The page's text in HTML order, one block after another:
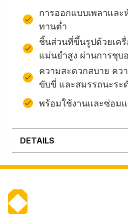
การออกแบบเพลาและ
ทานต่ำ
ชิ้นส่วนที่ขึ้นรูปด้วยเค
แม่นยำสูง ผ่านการชุบ
ความสะดวกสบาย คว
ขับขี่ และสมรรถนะระ
พร้อมใช้งานและซ่อม
DETAILS